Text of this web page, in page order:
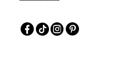
Facebook
TikTokInstagramPinterest